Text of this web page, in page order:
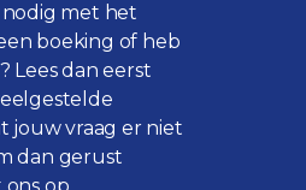
met het
boeking of heb
Lees dan eerst
jouw vraag er niet
dan gerust